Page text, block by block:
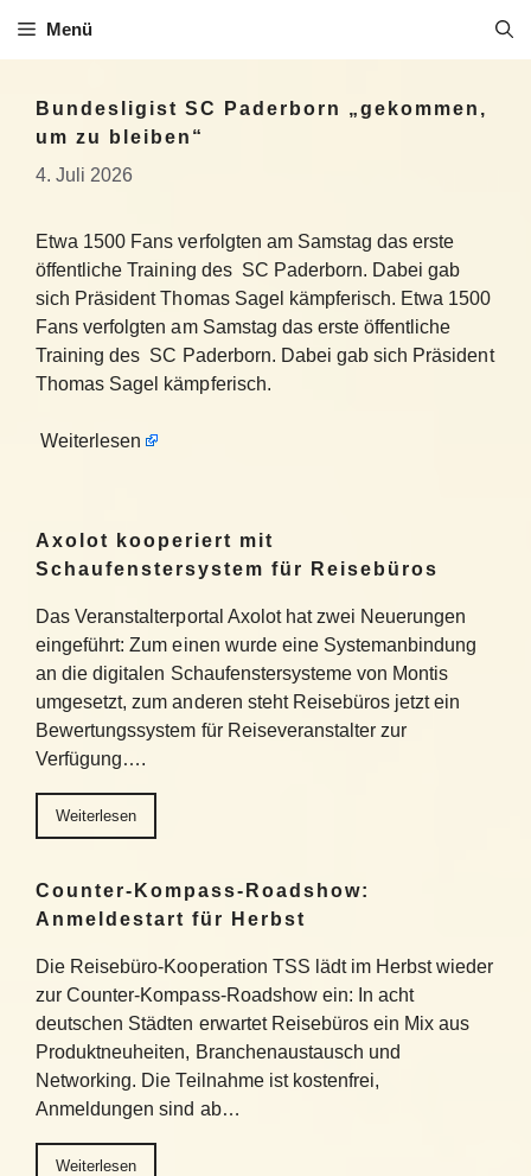
Inhalt
Menü
Bundesligist SC Paderborn „gekommen,
um zu bleiben“
4. Juli 2026
Etwa 1500 Fans verfolgten am Samstag das erste
öffentliche Training des SC Paderborn. Dabei gab
sich Präsident Thomas Sagel kämpferisch. Etwa 1500
Fans verfolgten am Samstag das erste öffentliche
Training des SC Paderborn. Dabei gab sich Präsident
Thomas Sagel kämpferisch.
Weiterlesen
Axolot kooperiert mit
Schaufenstersystem für Reisebüros
Das Veranstalterportal Axolot hat zwei Neuerungen
eingeführt: Zum einen wurde eine Systemanbindung
an die digitalen Schaufenstersysteme von Montis
umgesetzt, zum anderen steht Reisebüros jetzt ein
Bewertungssystem für Reiseveranstalter zur
Verfügung….
Weiterlesen
Counter-Kompass-Roadshow:
Anmeldestart für Herbst
Die Reisebüro-Kooperation TSS lädt im Herbst wieder
zur Counter-Kompass-Roadshow ein: In acht
deutschen Städten erwartet Reisebüros ein Mix aus
Produktneuheiten, Branchenaustausch und
Networking. Die Teilnahme ist kostenfrei,
Anmeldungen sind ab…
Weiterlesen